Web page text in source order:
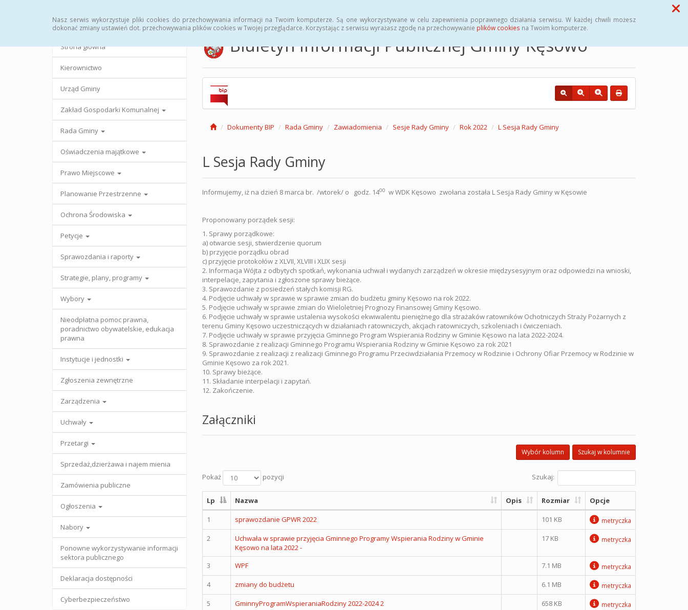
Nasz serwis wykorzystuje pliki cookies do przechowywania informacji na Twoim komputerze. Są one wykorzystywane w celu zapewnienia poprawnego działania serwisu. W każdej chwili możesz
dokonać zmiany ustawień dot. przechowywania plików cookies w Twojej przeglądarce. Korzystając z serwisu wyrażasz zgodę na przechowywanie plików cookies na Twoim komputerze.
Strona główna
Kierownictwo
Urząd Gminy
Zakład Gospodarki Komunalnej
Rada Gminy
Oświadczenia majątkowe
Prawo Miejscowe
Planowanie Przestrzenne
Ochrona Środowiska
Petycje
Sprawozdania i raporty
Strategie, plany, programy
Wybory
Nieodpłatna pomoc prawna,
poradnictwo obywatelskie, edukacja
prawna
Instytucje i jednostki
Zgłoszenia zewnętrzne
Zarządzenia
Uchwały
Przetargi
Sprzedaż,dzierżawa i najem mienia
Zamówienia publiczne
Ogłoszenia
Nabory
Ponowne wykorzystywanie informacji
sektora publicznego
Deklaracja dostępności
Cyberbezpieczeństwo
Biuletyn Informacji Publicznej Gminy Kęsowo
Dokumenty BIP Rada Gminy Zawiadomienia Sesje Rady Gminy Rok 2022 L Sesja Rady Gminy
L Sesja Rady Gminy
Informujemy, iż na dzień 8 marca br. /wtorek/ o godz. 1400 w WDK Kęsowo zwołana została L Sesja Rady Gminy w Kęsowie
Proponowany porządek sesji:
1. Sprawy porządkowe:
a) otwarcie sesji, stwierdzenie quorum
b) przyjęcie porządku obrad
c) przyjęcie protokołów z XLVII, XLVIII i XLIX sesji
2. Informacja Wójta z odbytych spotkań, wykonania uchwał i wydanych zarządzeń w okresie międzysesyjnym oraz odpowiedzi na wnioski,
interpelacje, zapytania i zgłoszone sprawy bieżące.
3. Sprawozdanie z posiedzeń stałych komisji RG.
4. Podjęcie uchwały w sprawie w sprawie zmian do budżetu gminy Kęsowo na rok 2022.
5. Podjęcie uchwały w sprawie zmian do Wieloletniej Prognozy Finansowej Gminy Kęsowo.
6. Podjęcie uchwały w sprawie ustalenia wysokości ekwiwalentu pieniężnego dla strażaków ratowników Ochotniczych Straży Pożarnych z
terenu Gminy Kęsowo uczestniczących w działaniach ratowniczych, akcjach ratowniczych, szkoleniach i ćwiczeniach.
7. Podjęcie uchwały w sprawie przyjęcia Gminnego Program Wspierania Rodziny w Gminie Kęsowo na lata 2022-2024.
8. Sprawozdanie z realizacji Gminnego Programu Wspierania Rodziny w Gminie Kęsowo za rok 2021
9. Sprawozdanie z realizacji z realizacji Gminnego Programu Przeciwdziałania Przemocy w Rodzinie i Ochrony Ofiar Przemocy w Rodzinie w
Gminie Kęsowo za rok 2021.
10. Sprawy bieżące.
11. Składanie interpelacji i zapytań.
12. Zakończenie.
Załączniki
Szukaj w kolumnie
Wybór kolumn
Pokaż pozycji Szukaj:
Lp Nazwa Opis Rozmiar Opcje
1 sprawozdanie GPWR 2022 101 KB metryczka
2
Uchwała w sprawie przyjęcia Gminnego Programy Wspierania Rodziny w Gminie
Kęsowo na lata 2022 -
17 KB metryczka
3 WPF 7.1 MB metryczka
4 zmiany do budżetu 6.1 MB metryczka
5 GminnyProgramWspieraniaRodziny 2022-2024 2 658 KB metryczka